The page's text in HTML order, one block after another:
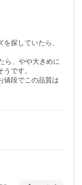
探していたら、
ら、やや大きめに
です。
値段でこの品質は